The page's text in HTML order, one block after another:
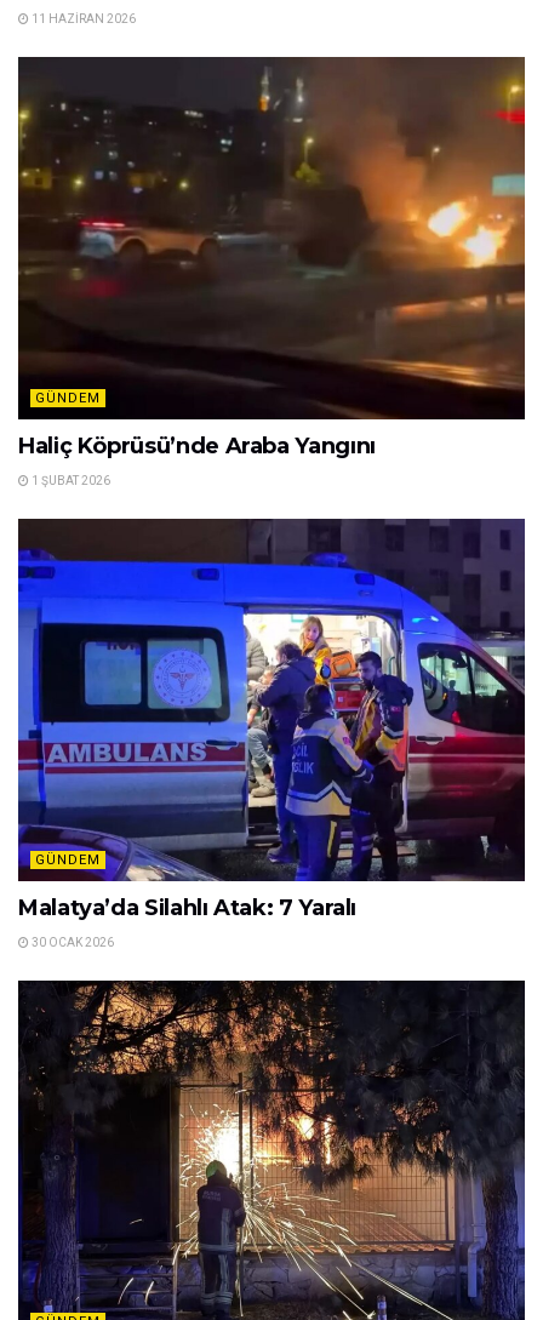
11 HAZIRAN 2026
GÜNDEM
Haliç Köprüsü’nde Araba Yangını
1 ŞUBAT 2026
GÜNDEM
Malatya’da Silahlı Atak: 7 Yaralı
30 OCAK 2026